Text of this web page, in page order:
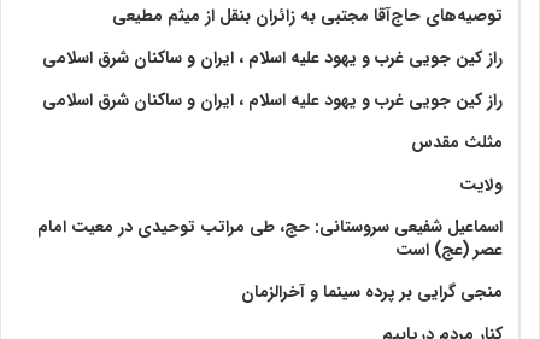
توصیه‌های حاج‌آقا مجتبی به زائران بنقل از میثم مطیعی
راز کین جویی غرب و یهود علیه اسلام ، ایران و ساکنان شرق اسلامی
راز کین جویی غرب و یهود علیه اسلام ، ایران و ساکنان شرق اسلامی
مثلث مقدس
ولايت‏
اسماعیل شفیعی سروستانی: حج، طی مراتب توحیدی در معیت امام
عصر (عج) است
منجی گرایی بر پرده سینما و آخرالزمان